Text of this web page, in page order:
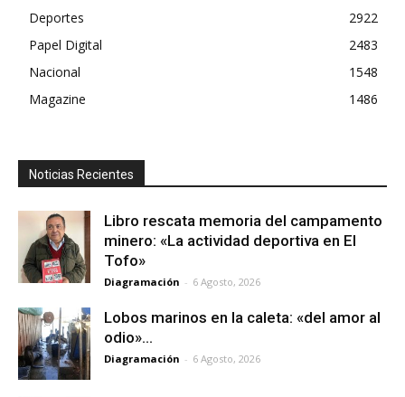
Deportes
2922
Papel Digital
2483
Nacional
1548
Magazine
1486
Noticias Recientes
Libro rescata memoria del campamento
minero: «La actividad deportiva en El
Tofo»
Diagramación - 6 Agosto, 2026
Lobos marinos en la caleta: «del amor al
odio»…
Diagramación - 6 Agosto, 2026